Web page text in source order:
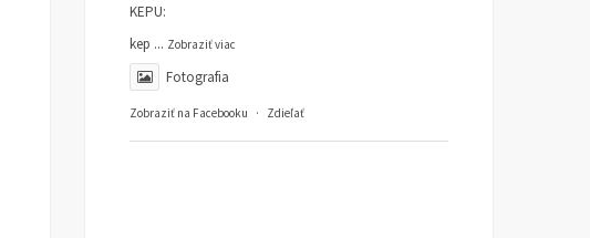
KEPU:
kep ... Zobraziť viac
Fotografia
Zobraziť na Facebooku · Zdieľať